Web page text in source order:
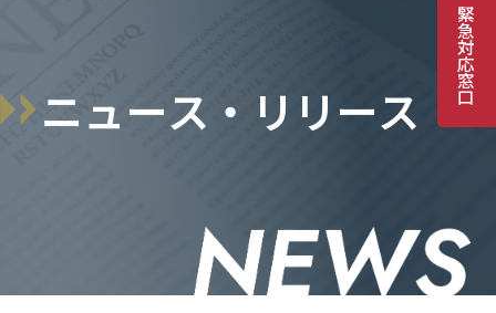
緊
急
対
応
窓
口
ニュース ・ リ リ ース